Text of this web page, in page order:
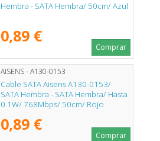
Hembra - SATA Hembra/ 50cm/ Azul
0,89 €
Comprar
AISENS - A130-0153
Cable SATA Aisens A130-0153/
SATA Hembra - SATA Hembra/ Hasta
0.1W/ 768Mbps/ 50cm/ Rojo
0,89 €
Comprar